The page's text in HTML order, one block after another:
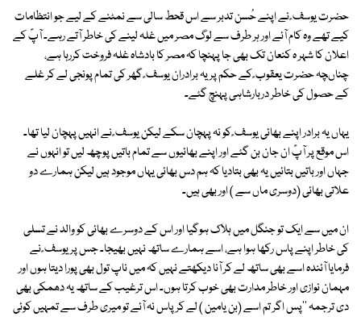
حضرت یوسف ؑ نے اپنے حُسن تدبر سے اس قحط سالی سے نمٹنے کے لیے جو انتظامات
کیے تھے وہ کام آئے اور ہر طرف سے لوگ مصر میں غلہ لینے کی خاطر آتے رہے۔ آپؑ کے
اعلان کا شہر ہ کنعان تک بھی جا پہنچا کہ مصر کا بادشاہ غلہ فروخت کررہا ہے،
چناںچہ حضرت یعقوب ؑ کے حکم پر یہ برادران یوسف ؑ گھر کی تمام پونجی لے کر غلے
کے حصول کی خاطر دربارشاہی پہنچ گئے۔
یہاں یہ برادر اپنے بھائی یوسف ؑ کو نہ پہچان سکے لیکن یوسف ؑ نے انہیں پہچان لیا تھا۔
اس موقع پر آپؑ ان جان بن گئے اور اپنے بھائیوں سے تمام باتیں پوچھ لیں تو انہوں نے
جہاں اور باتیں بتائیں یہ بھی بتادیا کہ ہم دس بھائی یہاں موجود ہیں لیکن ہمارے دو
علاتی بھائی (دوسری ماں سے ) اور بھی ہیں۔
ان میں سے ایک تو جنگل میں ہلاک ہوگیا اور اس کے دوسرے بھائی کو والد نے تسلی
کی خاطر اپنے پاس رکھا ہوا ہے، اسے ہمارے ساتھ نہیں بھیجا۔ جس پر یوسف ؑ نے
فرمایا آئندہ اسے بھی ساتھ لے کر آنا دیکھتے نہیں کہ میں ناپ تول بھی پورا دیتا ہوں اور
مہمان نوازی اور خاطر مدارت بھی خوب کرتا ہوں۔ اس ترغیب کے ساتھ یہ دھمکی بھی
دی ترجمہ ''پس اگر تم اسے (بن یامین ) لے کر پاس نہ آئے تو میری طرف سے تمہیں کوئی